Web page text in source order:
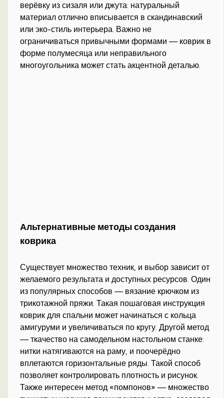
верёвку из сизаля или джута: натуральный
материал отлично вписывается в скандинавский
или эко-стиль интерьера. Важно не
ограничиваться привычными формами — коврик в
форме полумесяца или неправильного
многоугольника может стать акцентной деталью.
Альтернативные методы создания
коврика
Существует множество техник, и выбор зависит от
желаемого результата и доступных ресурсов. Один
из популярных способов — вязание крючком из
трикотажной пряжи. Такая пошаговая инструкция
коврик для спальни может начинаться с кольца
амигуруми и увеличиваться по кругу. Другой метод
— ткачество на самодельном настольном станке:
нитки натягиваются на раму, и поочерёдно
вплетаются горизонтальные ряды. Такой способ
позволяет контролировать плотность и рисунок.
Также интересен метод «помпонов» — множество